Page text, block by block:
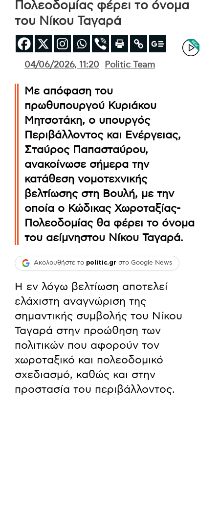
Πολεοδομίας φέρει το όνομα
του Νίκου Ταγαρά
04/06/2026, 11:20 Politic Team
Με απόφαση του
πρωθυπουργού Κυριάκου
Μητσοτάκη, ο υπουργός
Περιβάλλοντος και Ενέργειας,
Σταύρος Παπασταύρου,
ανακοίνωσε σήμερα την
κατάθεση νομοτεχνικής
βελτίωσης στη Βουλή, με την
οποία ο Κώδικας Χωροταξίας-
Πολεοδομίας θα φέρει το όνομα
του αείμνηστου Νίκου Ταγαρά.
Ακολουθήστε το politic.gr στο Google News
Η εν λόγω βελτίωση αποτελεί
ελάχιστη αναγνώριση της
σημαντικής συμβολής του Νίκου
Ταγαρά στην προώθηση των
πολιτικών που αφορούν τον
χωροταξικό και πολεοδομικό
σχεδιασμό, καθώς και στην
προστασία του περιβάλλοντος.